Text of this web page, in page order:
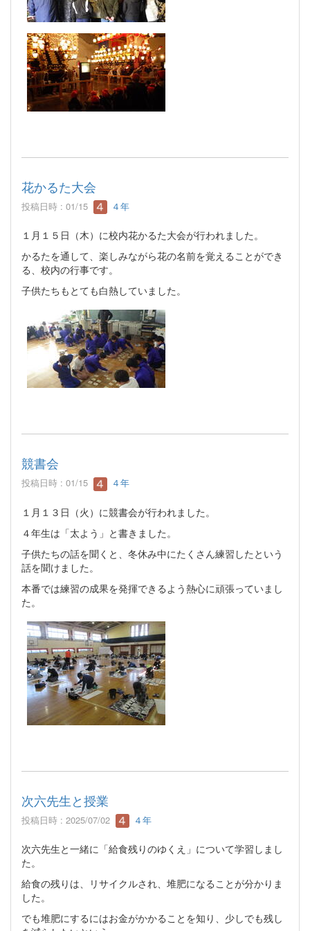
花かるた大会
投稿日時 : 01/15 ４年
１月１５日（木）に校内花かるた大会が行われました。
かるたを通して、楽しみながら花の名前を覚えることができ
る、校内の行事です。
子供たちもとても白熱していました。
競書会
投稿日時 : 01/15 ４年
１月１３日（火）に競書会が行われました。
４年生は「太よう」と書きました。
子供たちの話を聞くと、冬休み中にたくさん練習したという
話を聞けました。
本番では練習の成果を発揮できるよう熱心に頑張っていまし
た。
次六先生と授業
投稿日時 : 2025/07/02 ４年
次六先生と一緒に「給食残りのゆくえ」について学習しまし
た。
給食の残りは、リサイクルされ、堆肥になることが分かりま
した。
でも堆肥にするにはお金がかかることを知り、少しでも残し